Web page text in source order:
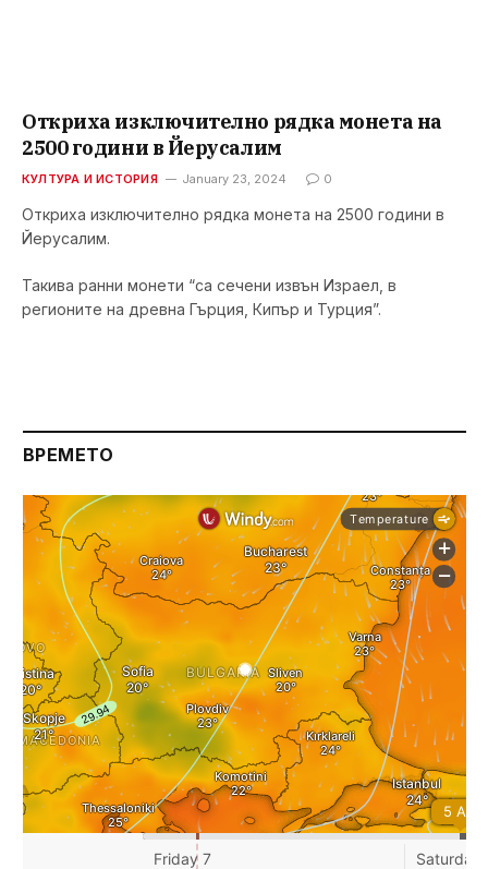
Откриха изключително рядка монета на
2500 години в Йерусалим
КУЛТУРА И ИСТОРИЯ January 23, 2024 0
Откриха изключително рядка монета на 2500 години в
Йерусалим.
Такива ранни монети “са сечени извън Израел, в
регионите на древна Гърция, Кипър и Турция”.
ВРЕМЕТО